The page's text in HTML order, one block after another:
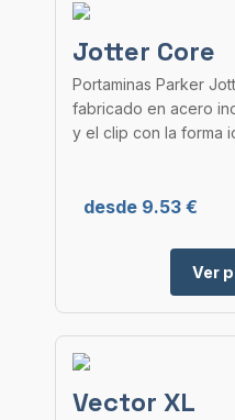
Jotter Core
Portaminas Parker
fabricado en acero
y el clip con la forma
desde 9.53 €
Ver
Vector XL